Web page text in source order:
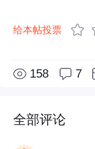
给本帖投票
158 7
全部评论